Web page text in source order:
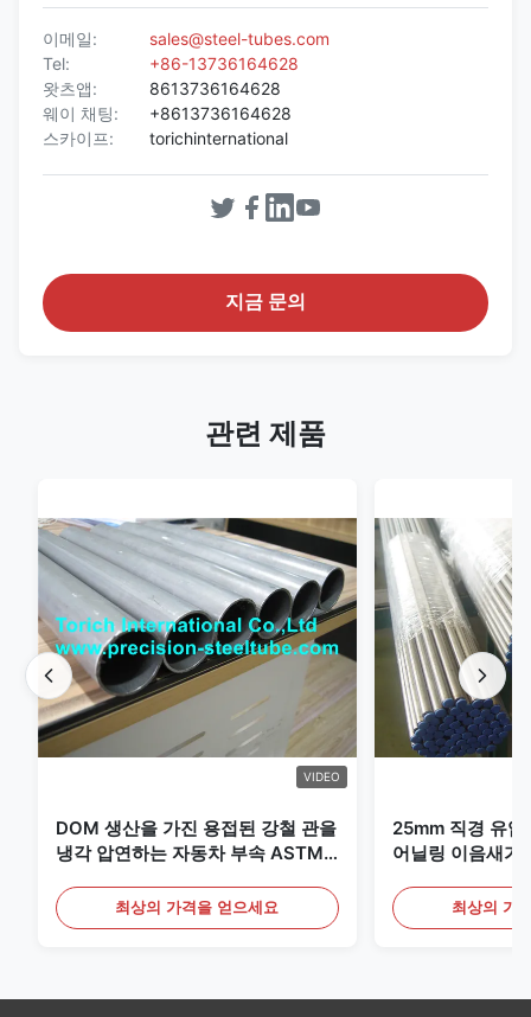
이메일:
sales@steel-tubes.com
Tel:
+86-13736164628
왓츠앱:
8613736164628
웨이 채팅:
+8613736164628
스카이프:
torichinternational
지금 문의
관련 제품
VIDEO
DOM 생산을 가진 용접된 강철 관을
냉각 압연하는 자동차 부속 ASTM
최상의 가격을 얻으세요
25mm 직경 유압
어닐링 이음새가
최상의 가